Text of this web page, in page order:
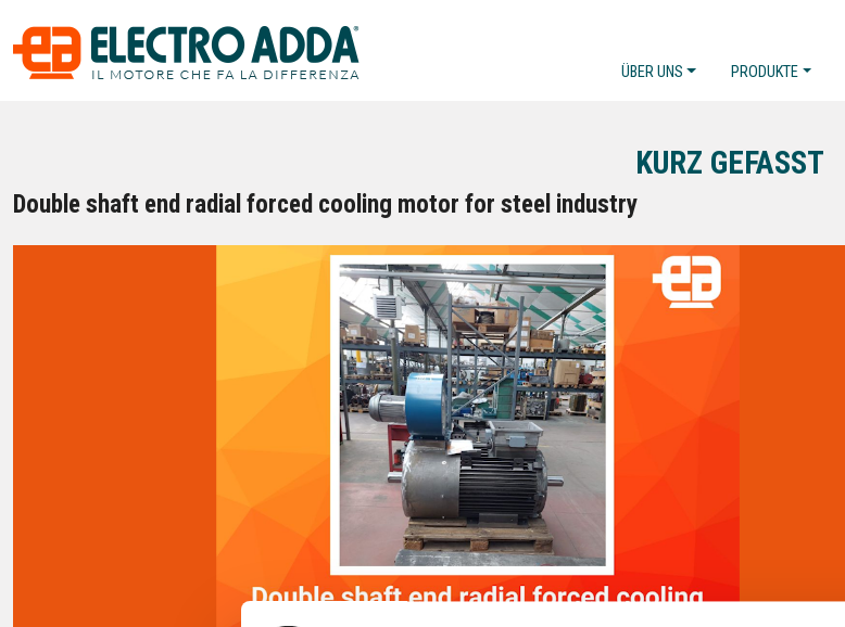
ÜBER UNS PRODUKTE
KURZ GEFASST
Double shaft end radial forced cooling motor for steel industry